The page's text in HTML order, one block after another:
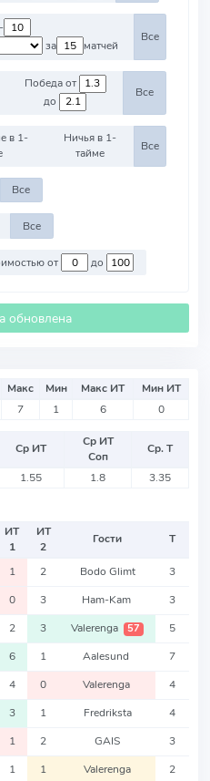
за
матчей
Все
Победа от
до
Все
в 1-
Ничья в 1-
тайме
Все
Все
Все
Против команд со стоимостью от до
обновлена
Макс Мин Макс ИТ
Мин ИТ
7 1 6 0
Ср ИТ
Ср ИТ
Соп
Ср. Т
1.55 1.8 3.35
ИТ
1
ИТ
2
Гости Т
1 2 Bodo Glimt 3
0 3 Ham-Kam 3
2 3 Valerenga 57 5
6 1 Aalesund 7
4 0 Valerenga 4
3 1 Fredriksta 4
1 2 GAIS 3
1 1 Valerenga 2